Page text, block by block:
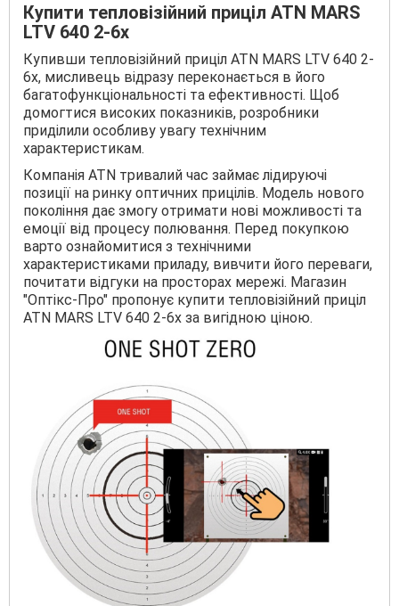
Купити тепловізійний приціл ATN MARS
LTV 640 2-6x
Купивши тепловізійний приціл ATN MARS LTV 640 2-
6x, мисливець відразу переконається в його
багатофункціональності та ефективності. Щоб
домогтися високих показників, розробники
приділили особливу увагу технічним
характеристикам.
Компанія ATN тривалий час займає лідируючі
позиції на ринку оптичних прицілів. Модель нового
покоління дає змогу отримати нові можливості та
емоції від процесу полювання. Перед покупкою
варто ознайомитися з технічними
характеристиками приладу, вивчити його переваги,
почитати відгуки на просторах мережі. Магазин
"Оптікс-Про" пропонує купити тепловізійний приціл
ATN MARS LTV 640 2-6x за вигідною ціною.